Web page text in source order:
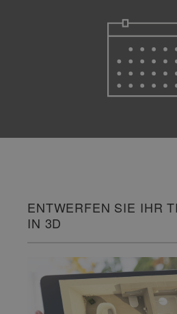
ENTWERFEN SIE IHR
IN 3D